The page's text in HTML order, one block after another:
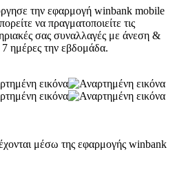
την εφαρμογή winbank mobile
να πραγματοποιείτε τις
σας συναλλαγές με άνεση &
ημέρες την εβδομάδα.
μέσω της εφαρμογής winbank